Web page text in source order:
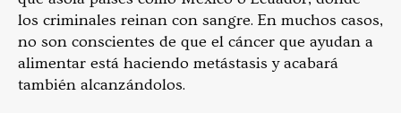
los criminales reinan con sangre. En muchos casos,
no son conscientes de que el cáncer que ayudan a
alimentar está haciendo metástasis y acabará
también alcanzándolos.